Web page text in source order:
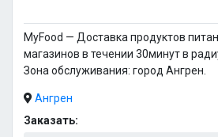
MyFood — Доставка продуктов
магазинов в течении 30минут в
Зона обслуживания: город Ангрен.
Ангрен
Заказать: